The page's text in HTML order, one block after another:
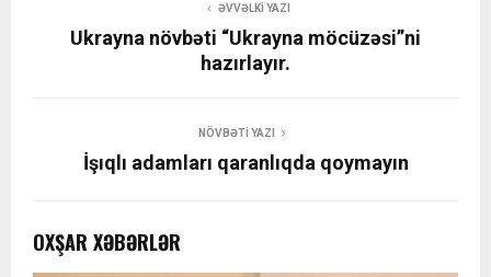
ƏVVƏLKI YAZI
Ukrayna növbəti “Ukrayna möcüzəsi”ni
hazırlayır.
NÖVBƏTI YAZI
İşıqlı adamları qaranlıqda qoymayın
OXŞAR XƏBƏRLƏR